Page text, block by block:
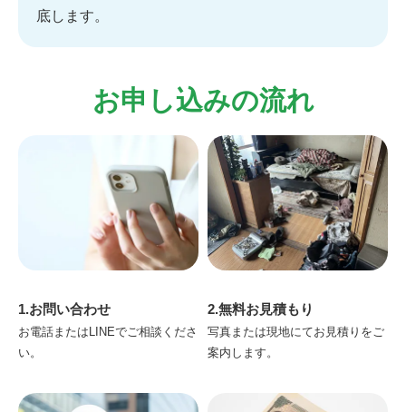
底します。
お申し込みの流れ
1.お問い合わせ
お電話またはLINEでご相談くださ
い。
2.無料お見積もり
写真または現地にてお見積りをご
案内します。